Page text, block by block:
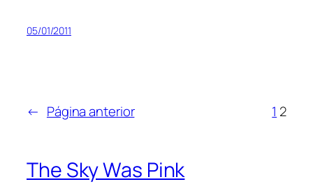
05/01/2011
← Página anterior 1 2
The Sky Was Pink